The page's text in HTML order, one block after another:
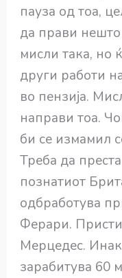
пауза од тоа,
да прави
мисли така, но
други работи
во пензија.
направи тоа.
би се измамил
Треба да
познатиот
одбработува
Ферари.
Мерцедес.
зарабитува 60